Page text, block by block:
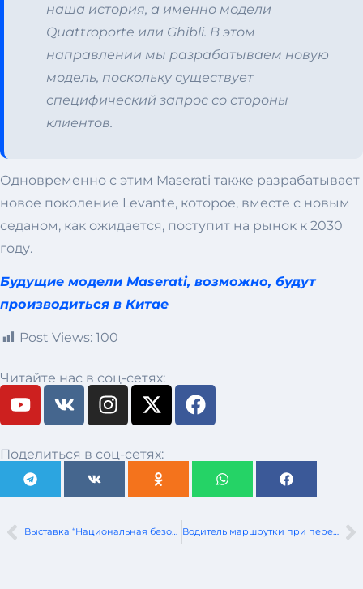
наша история, а именно модели
Quattroporte или Ghibli. В этом
направлении мы разрабатываем новую
модель, поскольку существует
специфический запрос со стороны
клиентов.
Одновременно с этим Maserati также разрабатывает
новое поколение Levante, которое, вместе с новым
седаном, как ожидается, поступит на рынок к 2030
году.
Будущие модели Maserati, возможно, будут
производиться в Китае
Post Views: 100
Читайте нас в соц-сетях:
Поделиться в соц-сетях:
Выставка “Национальная безопасность. Беларусь-2026” Водитель маршрутки при перестроении столкнулся с автобусом